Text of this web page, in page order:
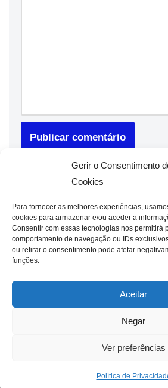
Gerir o Consentimento
Cookies
Para fornecer as melhores experiências,
cookies para armazenar e/ou aceder a
Consentir com essas tecnologias nos permitirá
comportamento de navegação ou IDs
ou retirar o consentimento pode afetar
funções.
Aceitar
Negar
Ver preferências
Política de
| Criado com